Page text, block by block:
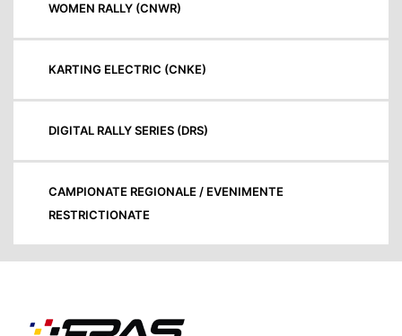
WOMEN RALLY (CNWR)
KARTING ELECTRIC (CNKE)
DIGITAL RALLY SERIES (DRS)
CAMPIONATE REGIONALE / EVENIMENTE
RESTRICTIONATE